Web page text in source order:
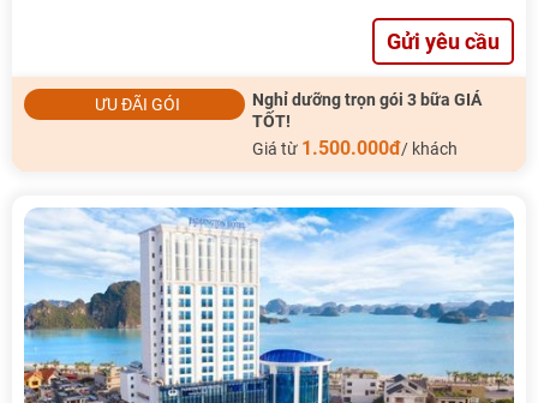
Gửi yêu cầu
ƯU ĐÃI GÓI
Nghỉ dưỡng trọn gói 3 bữa GIÁ
TỐT!
Giá từ 1.500.000đ/ khách